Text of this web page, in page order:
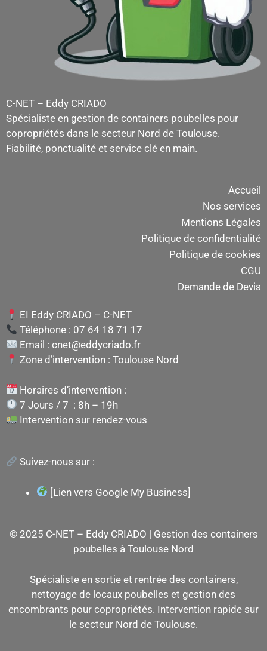
C-NET – Eddy CRIADO
Spécialiste en gestion de containers poubelles pour
copropriétés dans le secteur Nord de Toulouse.
Fiabilité, ponctualité et service clé en main.
Accueil
Nos services
Mentions Légales
Politique de confidentialité
Politique de cookies
CGU
Demande de Devis
EI Eddy CRIADO – C-NET
Téléphone : 07 64 18 71 17
Email : cnet@eddycriado.fr
Zone d’intervention : Toulouse Nord
Horaires d’intervention :
7 Jours / 7 : 8h – 19h
Intervention sur rendez-vous
Suivez-nous sur :
[Lien vers Google My Business]
© 2025 C-NET – Eddy CRIADO | Gestion des containers
poubelles à Toulouse Nord
Spécialiste en sortie et rentrée des containers,
nettoyage de locaux poubelles et gestion des
encombrants pour copropriétés. Intervention rapide sur
le secteur Nord de Toulouse.